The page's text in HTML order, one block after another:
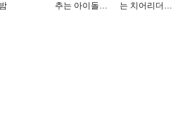
추는 아이돌…
는 치어리더…